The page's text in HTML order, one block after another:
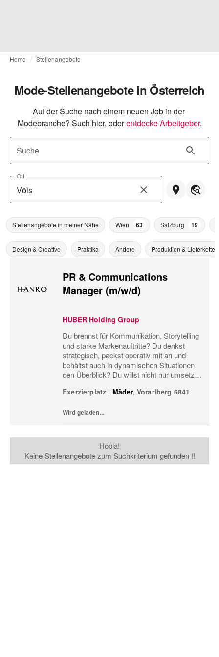
Home Stellenangebote
Mode-Stellenangebote in Österreich
Auf der Suche nach einem neuen Job in der
Modebranche? Such hier, oderentdecke Arbeitgeber.
Suche
Ort
Stellenangebote in meiner Nähe Wien 63 Salzburg 19
Design & Creative Praktika Andere Produktion & Lieferkette
PR & Communications
Manager (m/w/d)
HUBER Holding Group
Du brennst für Kommunikation, Storytelling
und starke Markenauftritte? Du denkst
strategisch, packst operativ mit an und
behältst auch in dynamischen Situationen
den Überblick? Du willst nicht nur umsetzen,
Kommunikationsstrategie aktiv mitgestalten?
Exerzierplatz | Mäder, Vorarlberg 6841
Wird geladen...
Hopla!
Keine Stellenangebote zum Suchkriterium gefunden !!